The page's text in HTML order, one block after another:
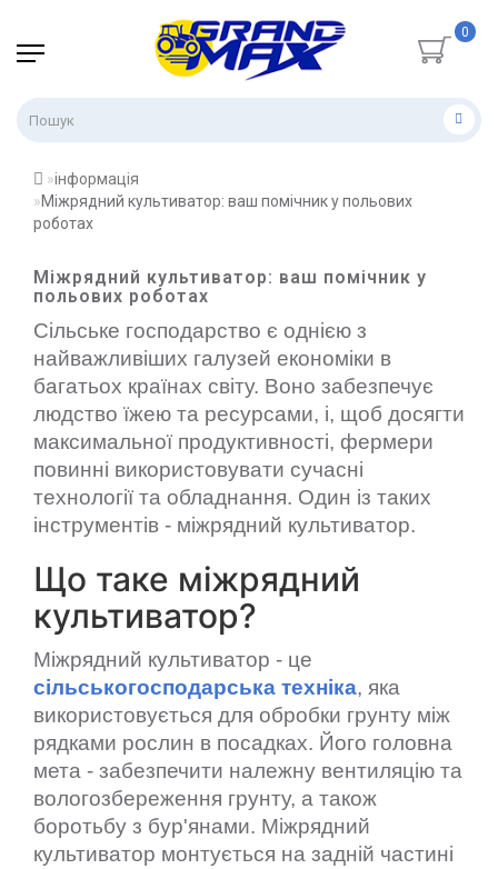
0
інформація
Міжрядний культиватор: ваш помічник у польових
роботах
Міжрядний культиватор: ваш помічник у
польових роботах
Сільське господарство є однією з
найважливіших галузей економіки в
багатьох країнах світу. Воно забезпечує
людство їжею та ресурсами, і, щоб досягти
максимальної продуктивності, фермери
повинні використовувати сучасні
технології та обладнання. Один із таких
інструментів - міжрядний культиватор.
Що таке міжрядний
культиватор?
Міжрядний культиватор - це
сільськогосподарська техніка, яка
використовується для обробки грунту між
рядками рослин в посадках. Його головна
мета - забезпечити належну вентиляцію та
вологозбереження грунту, а також
боротьбу з бур'янами. Міжрядний
культиватор монтується на задній частині